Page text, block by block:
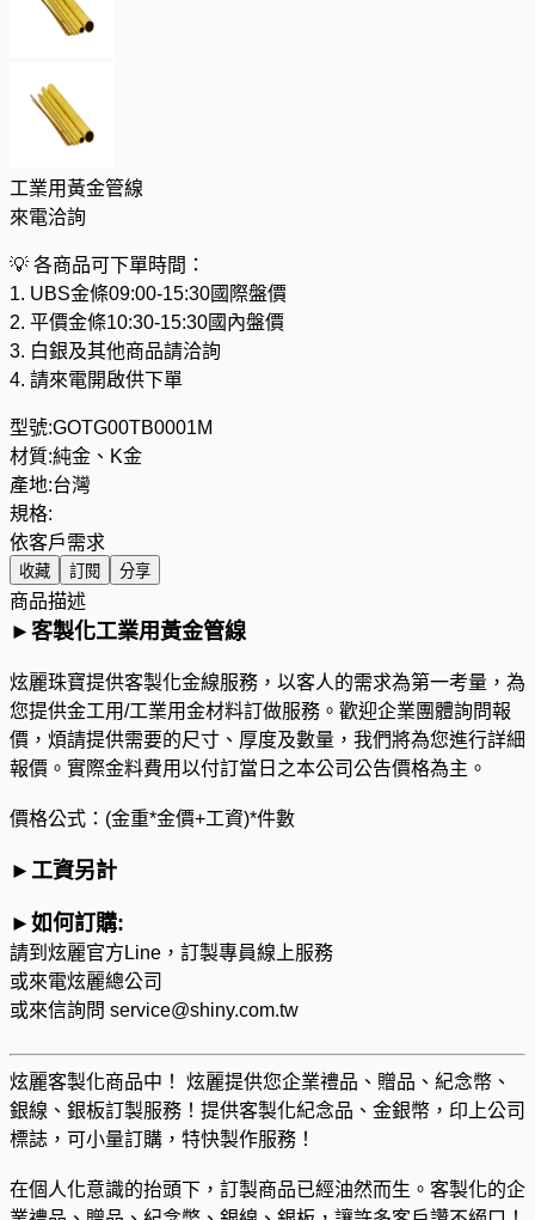
工業用黃金管線
來電洽詢
💡 各商品可下單時間：
1. UBS金條09:00-15:30國際盤價
2. 平價金條10:30-15:30國內盤價
3. 白銀及其他商品請洽詢
4. 請來電開啟供下單
型號:GOTG00TB0001M
材質:純金、K金
產地:台灣
規格:
依客戶需求
收藏 訂閱 分享
商品描述
► 客製化工業用黃金管線
炫麗珠寶提供客製化金線服務，以客人的需求為第一考量，為
您提供金工用/工業用金材料訂做服務。歡迎企業團體詢問報
價，煩請提供需要的尺寸、厚度及數量，我們將為您進行詳細
報價。實際金料費用以付訂當日之本公司公告價格為主。
價格公式：(金重*金價+工資)*件數
► 工資另計
► 如何訂購:
請到炫麗官方Line，訂製專員線上服務
或來電炫麗總公司
或來信詢問 service@shiny.com.tw
炫麗客製化商品中！ 炫麗提供您企業禮品、贈品、紀念幣、
銀線、銀板訂製服務！提供客製化紀念品、金銀幣，印上公司
標誌，可小量訂購，特快製作服務！
在個人化意識的抬頭下，訂製商品已經油然而生。客製化的企